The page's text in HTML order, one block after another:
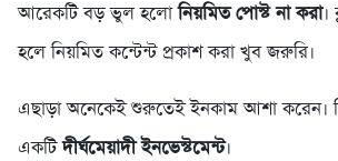
আরেকটি বড় ভুল হলোনিয়মিত পোস্ট না করা।
হলে নিয়মিত কন্টেন্ট প্রকাশ করা খুব জরুরি।
এছাড়া অনেকেই শুরুতেই ইনকাম আশা করেন।
একটিদীর্ঘমেয়াদী ইনভেস্টমেন্ট।